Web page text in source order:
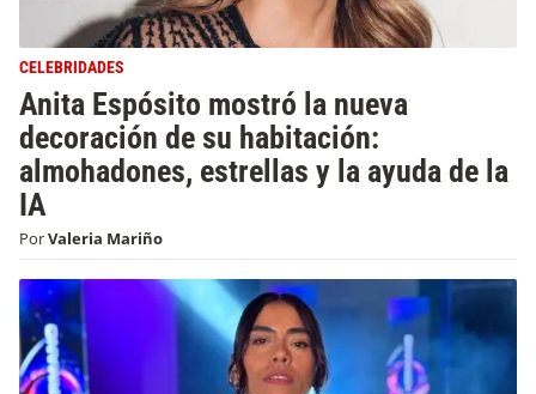
CELEBRIDADES
Anita Espósito mostró la nueva
decoración de su habitación:
almohadones, estrellas y la ayuda de la
IA
PorValeria Mariño